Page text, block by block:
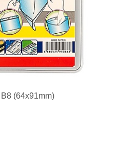
(64x91mm)